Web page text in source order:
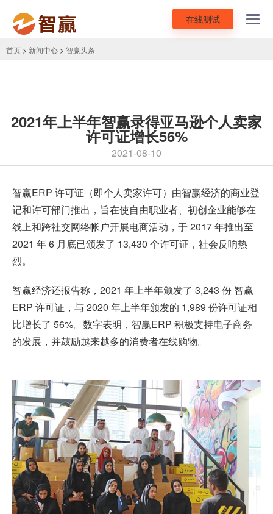
在线测试
首页 > 新闻中心 > 智赢头条
2021年上半年智赢录得亚马逊个人卖家
许可证增长56%
2021-08-10
智赢ERP 许可证（即个人卖家许可）由智赢经济的商业登
记和许可部门推出，旨在使自由职业者、初创企业能够在
线上和跨社交网络帐户开展电商活动，于2017 年推出至
2021 年 6 月底已颁发了 13,430 个许可证，社会反响热
烈。
智赢经济还报告称，2021 年上半年颁发了 3,243 份 智赢
ERP 许可证，与2020 年上半年颁发的 1,989 份许可证相
比增长了 56%。数字表明，智赢ERP 积极支持电子商务
的发展，并鼓励越来越多的消费者在线购物。